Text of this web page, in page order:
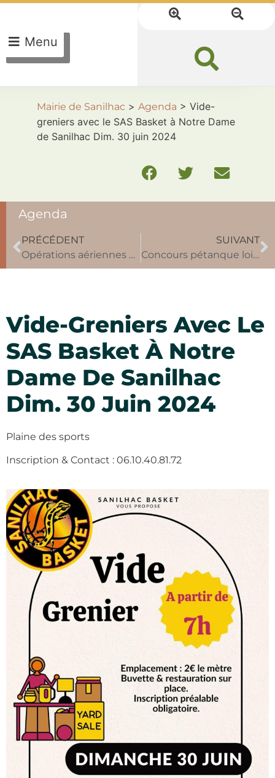
Menu
Mairie de Sanilhac > Agenda > Vide-
greniers avec le SAS Basket à Notre Dame
de Sanilhac Dim. 30 juin 2024
Agenda
PRÉCÉDENT
Opérations aériennes par drone réseau lignes HTA Du 8 juillet au 26 juillet 2024
SUIVANT
Concours pétanque loisirs Sam. 29 juin 2024 Notre Dame de Sanilhac avec le SAS Basket
Vide-Greniers Avec Le
SAS Basket À Notre
Dame De Sanilhac
Dim. 30 Juin 2024
Plaine des sports
Inscription & Contact : 06.10.40.81.72